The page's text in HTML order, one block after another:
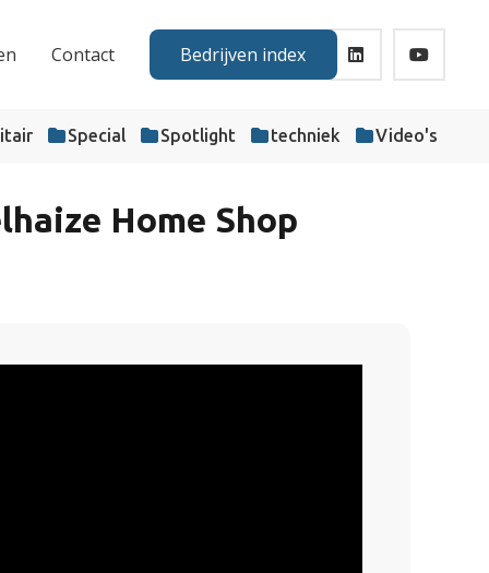
Contact Bedrijven index
Special Spotlight techniek Video's
Home Shop